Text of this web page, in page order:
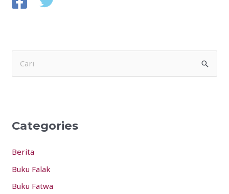
c
f
o
r
Categories
Berita
Buku Falak
Buku Fatwa